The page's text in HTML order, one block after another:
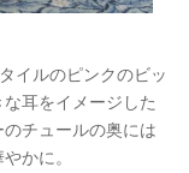
イルのピンクのビッ
耳をイメージした
チュールの奥には
かに。